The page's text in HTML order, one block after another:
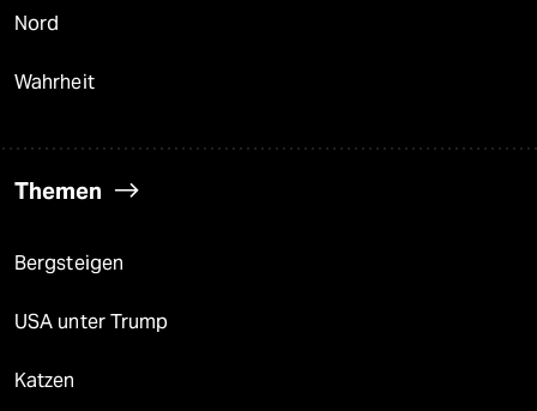
Nord
Wahrheit
Themen
Bergsteigen
USA unter Trump
Katzen